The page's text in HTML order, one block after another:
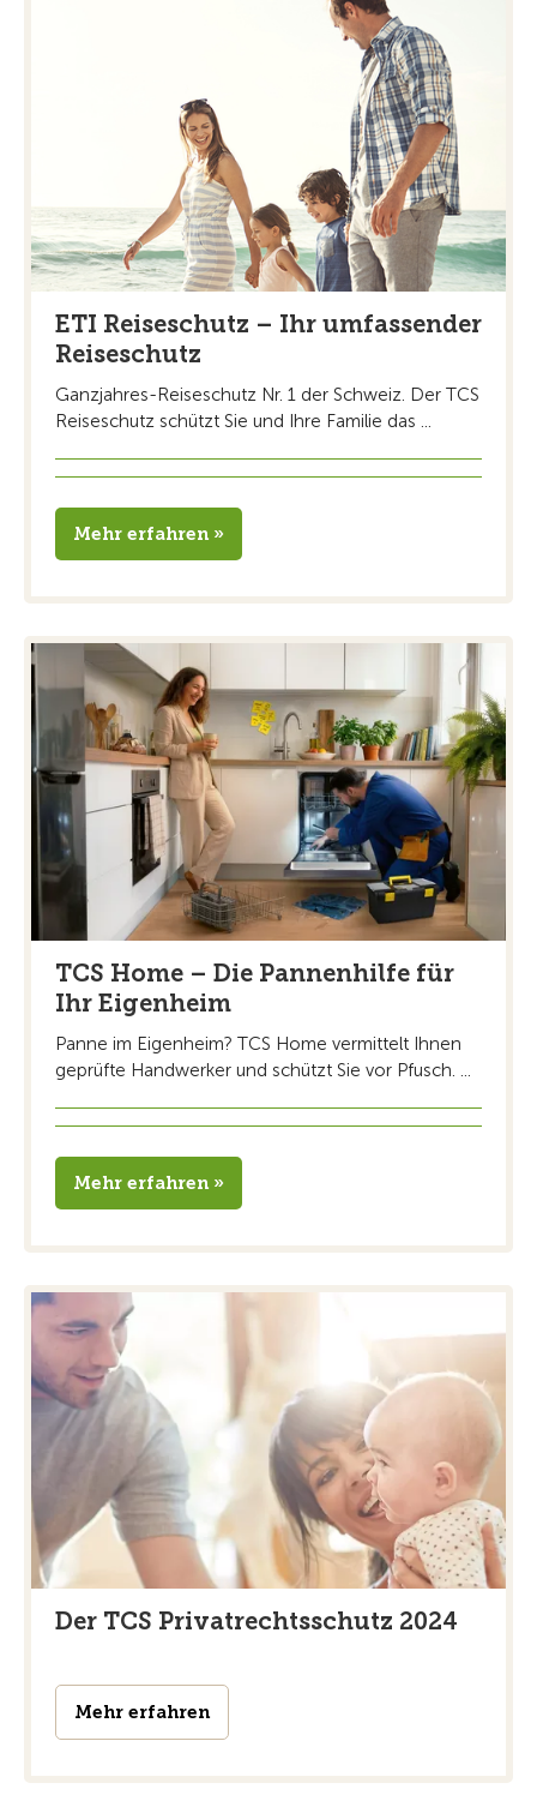
ETI Reiseschutz – Ihr umfassender
Reiseschutz
Ganzjahres-Reiseschutz Nr. 1 der Schweiz. Der TCS
Reiseschutz schützt Sie und Ihre Familie das ...
Mehr erfahren »
TCS Home – Die Pannenhilfe für
Ihr Eigenheim
Panne im Eigenheim? TCS Home vermittelt Ihnen
geprüfte Handwerker und schützt Sie vor Pfusch. ...
Mehr erfahren »
Der TCS Privatrechtsschutz 2024
Mehr erfahren